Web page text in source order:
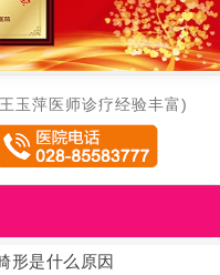
玉萍医师诊疗经验丰富)
形是什么原因